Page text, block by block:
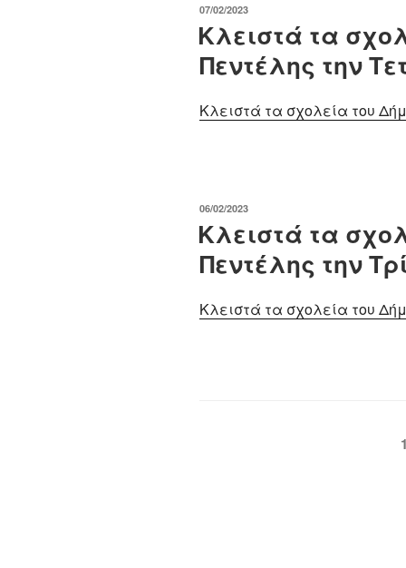
ΔΗΜΟΣΙΕΎΤΗΚΕ
07/02/2023
Κλειστά τα
Πεντέλης την
Κλειστά τα σχολεία του
ΔΗΜΟΣΙΕΎΤΗΚΕ
06/02/2023
Κλειστά τα
Πεντέλης την
Κλειστά τα σχολεία του
1